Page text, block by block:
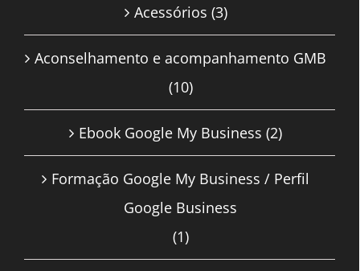
Acessórios (3)
Aconselhamento e acompanhamento GMB
(10)
Ebook Google My Business (2)
Formação Google My Business / Perfil
Google Business
(1)